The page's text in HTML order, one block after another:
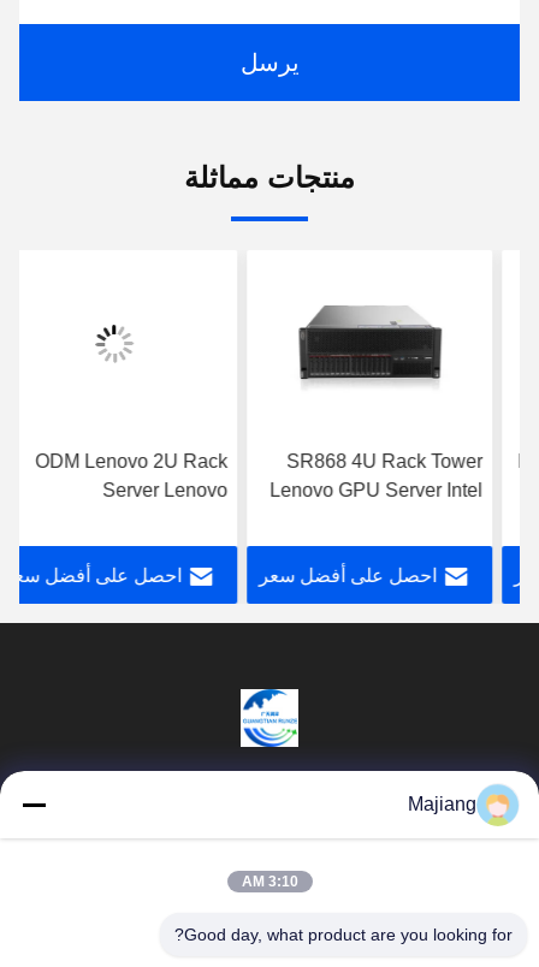
يرسل
منتجات مماثلة
SR868 4U Rack Tower
Lenovo GPU Server Intel
هرتز
احصل على أفضل سعر
ODM Lenovo 2U Rack
Server Lenovo
Tower Server
احصل على أفضل سعر
Beijing Guangtian Runze Technology Co.,
خادم Dell GPU majiang@jinmatimes.com
Majiang
3:10 AM
Good day, what product are you looking for?